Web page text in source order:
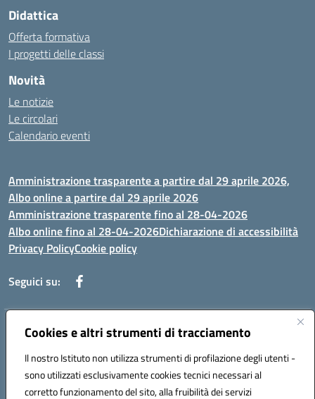
Cookies e altri strumenti di tracciamento
Il nostro Istituto non utilizza strumenti di profilazione degli utenti -
sono utilizzati esclusivamente cookies tecnici necessari al
corretto funzionamento del sito, alla fruibilità dei servizi
Didattica
Offerta formativa
I progetti delle classi
Novità
Le notizie
Le circolari
Calendario eventi
Amministrazione trasparente a partire dal 29 aprile 2026,
Albo online a partire dal 29 aprile 2026
Amministrazione trasparente fino al 28-04-2026
Albo online fino al 28-04-2026Dichiarazione di accessibilità
Privacy PolicyCookie policy
Seguici su:
Indirizzo:Via Selicato, 1 71122 FOGGIA (FG)
Posta elettronica certificata (PEC):fgee01200c@pec.istruzione.it
Codice fiscale: 80005820719